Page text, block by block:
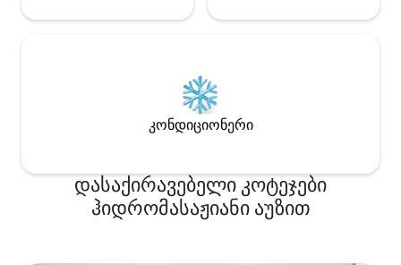
კონდიციონერი
დასაქირავებელი კოტეჯები
ჰიდრომასაჟიანი აუზით